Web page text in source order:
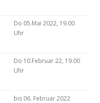
Do 05.Mai 2022, 19.00
Uhr
Do 10.Februar 22, 19.00
Uhr
bis 06. Februar 2022